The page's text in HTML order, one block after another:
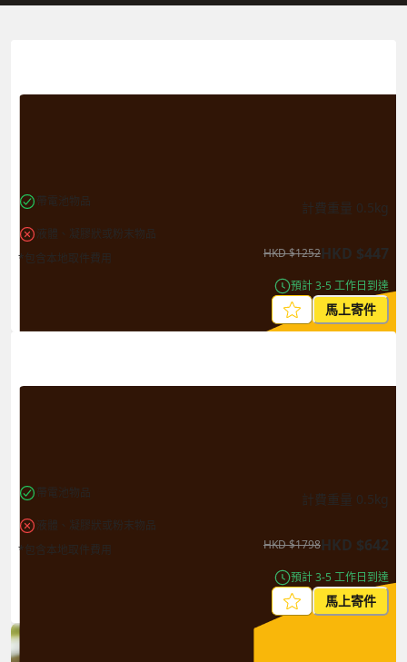
帶電池物品
液體、凝膠狀或粉末物品
*包含本地取件費用
計費重量 0.5kg
HKD$1252HKD $447
預計 3-5 工作日到達
馬上寄件
帶電池物品
液體、凝膠狀或粉末物品
*包含本地取件費用
計費重量 0.5kg
HKD$1798HKD $642
預計 3-5 工作日到達
馬上寄件